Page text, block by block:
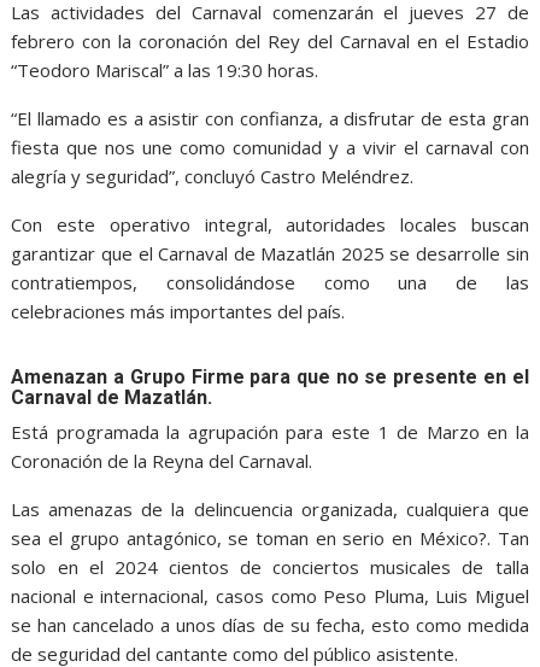
Las actividades del Carnaval comenzarán el jueves 27 de
febrero con la coronación del Rey del Carnaval en el Estadio
“Teodoro Mariscal” a las 19:30 horas.
“El llamado es a asistir con confianza, a disfrutar de esta gran
fiesta que nos une como comunidad y a vivir el carnaval con
alegría y seguridad”, concluyó Castro Meléndrez.
Con este operativo integral, autoridades locales buscan
garantizar que el Carnaval de Mazatlán 2025 se desarrolle sin
contratiempos, consolidándose como una de las
celebraciones más importantes del país.
Amenazan a Grupo Firme para que no se presente en el
Carnaval de Mazatlán.
Está programada la agrupación para este 1 de Marzo en la
Coronación de la Reyna del Carnaval.
Las amenazas de la delincuencia organizada, cualquiera que
sea el grupo antagónico, se toman en serio en México?. Tan
solo en el 2024 cientos de conciertos musicales de talla
nacional e internacional, casos como Peso Pluma, Luis Miguel
se han cancelado a unos días de su fecha, esto como medida
de seguridad del cantante como del público asistente.